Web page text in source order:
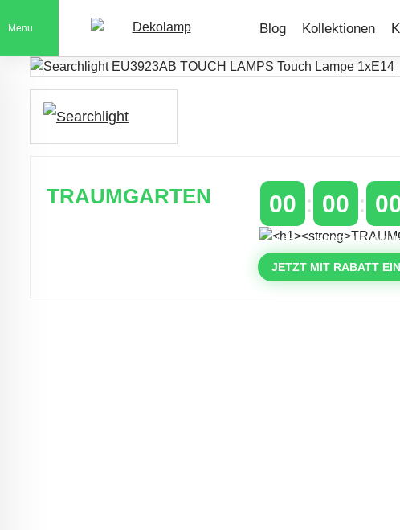
Menu Blog Kollektionen
TRAUMGARTEN 00
TAGE
00
STUNDEN
JETZT MIT RABATT